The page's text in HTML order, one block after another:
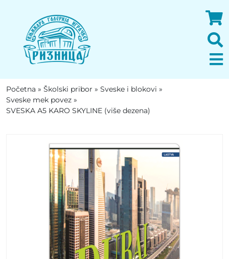
Početna » Školski pribor » Sveske i blokovi »
Sveske mek povez »
SVESKA A5 KARO SKYLINE (više dezena)